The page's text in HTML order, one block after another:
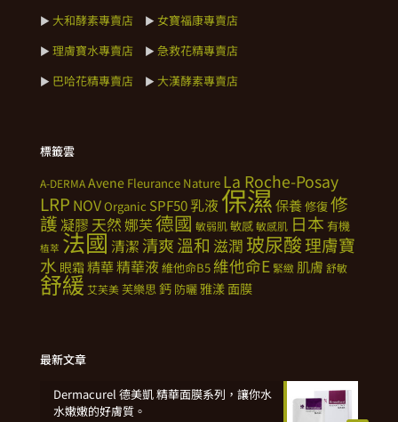
► 大和酵素專賣店 ► 女寶福康專賣店
► 理膚寶水專賣店 ► 急救花精專賣店
► 巴哈花精專賣店 ► 大漢酵素專賣店
標籤雲
A-DERMAAvene Fleurance Nature La Roche-Posay
LRP NOVOrganic SPF50乳液 保濕保養修復修
護凝膠 天然娜芙德國 敏弱肌敏感敏感肌 日本 有機
植萃 法國清潔 清爽溫和 滋潤 玻尿酸理膚寶
水 眼霜 精華精華液 維他命B5 維他命E 緊緻 肌膚 舒敏
舒緩 艾芙美芙樂思鈣 防曬雅漾面膜
最新文章
Dermacurel 德美凱 精華面膜系列，讓你水
水嫩嫩的好膚質。